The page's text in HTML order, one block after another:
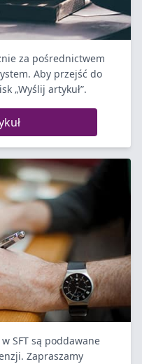
za pośrednictwem
Aby przejść do
„Wyślij artykuł”.
SFT są poddawane
Zapraszamy